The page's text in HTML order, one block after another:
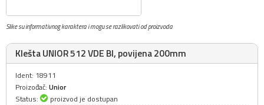
Slike su informativnog karaktera i mogu se razlikovati od proizvoda
Klešta UNIOR 512 VDE BI, povijena 200mm
Ident: 18911
Proizođač: Unior
Status:
proizvod je dostupan